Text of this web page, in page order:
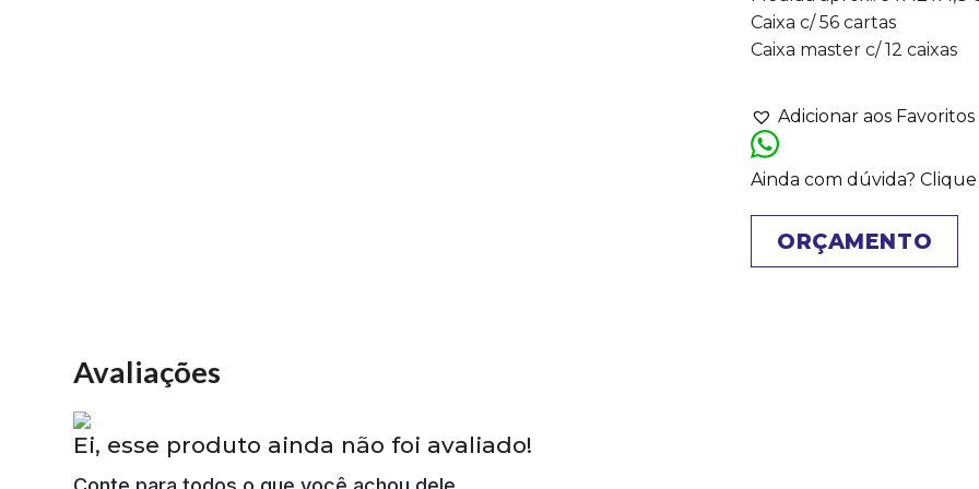
Caixa c/ 56 cartas
Caixa master c/ 12 caixas
Adicionar aos Favoritos
Ainda com dúvida?
ORÇAMENTO
Avaliações
Ei, esse produto ainda não foi avaliado!